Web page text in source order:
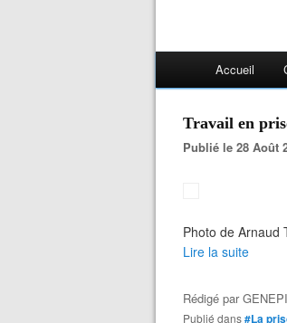
Accueil
Travail en
Publié le 28 Août
Photo de Arnaud
Lire la suite
Rédigé par
Publié dans#La